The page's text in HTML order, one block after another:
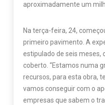
aproximadamente um
Na terça-feira, 24,
primeiro pavimento. A
estipulado de seis meses,
coberto. “Estamos numa
recursos, para esta obra,
vamos conseguir com o
empresas que sabem o